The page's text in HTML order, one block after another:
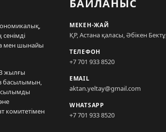
мен шынайы
жылғы
басылымын,
комитетімен
БАЙЛАНЫС
МЕКЕН-ЖАЙ
ҚР, Астана қаласы, Әбікен
ТЕЛЕФОН
+7 701 933 8520
EMAIL
aktan.yeltay@gmail.com
WHATSAPP
+7 701 933 8520